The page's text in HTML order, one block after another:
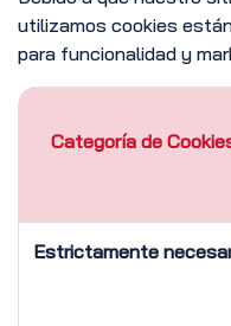
utilizamos cookies
para funcionalidad y
Categoría de
Estrictamente